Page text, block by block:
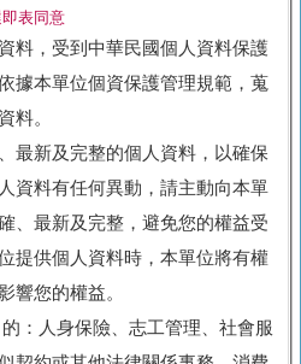
表同意
料，受到中華民國個人資料保護
據本單位個資保護管理規範，蒐
料。
最新及完整的個人資料，以確保
資料有任何異動，請主動向本單
、最新及完整，避免您的權益受
提供個人資料時，本單位將有權
響您的權益。
：人身保險、志工管理、社會服